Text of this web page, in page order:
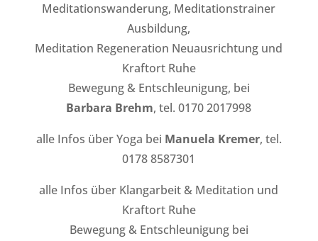
Meditationswanderung, Meditationstrainer
Ausbildung,
Meditation Regeneration Neuausrichtung und
Kraftort Ruhe
Bewegung & Entschleunigung, bei
Barbara Brehm, tel. 0170 2017998
alle Infos über Yoga bei Manuela Kremer, tel.
0178 8587301
alle Infos über Klangarbeit & Meditation und
Kraftort Ruhe
Bewegung & Entschleunigung bei